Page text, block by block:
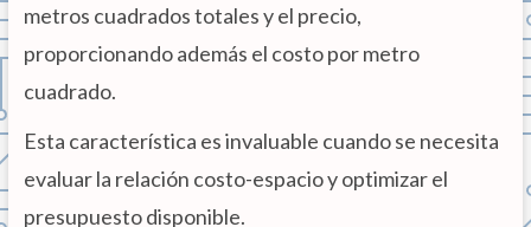
metros cuadrados totales y el precio,
proporcionando además el costo por metro
cuadrado.
Esta característica es invaluable cuando se necesita
evaluar la relación costo-espacio y optimizar el
presupuesto disponible.